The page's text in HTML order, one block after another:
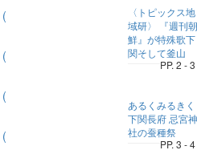
(
(
(
(
〈トピックス地
域研〉 『週刊朝
鮮』が特殊歌下
関そして釜山
PP. 2 - 3
あるくみるきく
下関長府 忌宮神
社の蚕種祭
PP. 3 - 4